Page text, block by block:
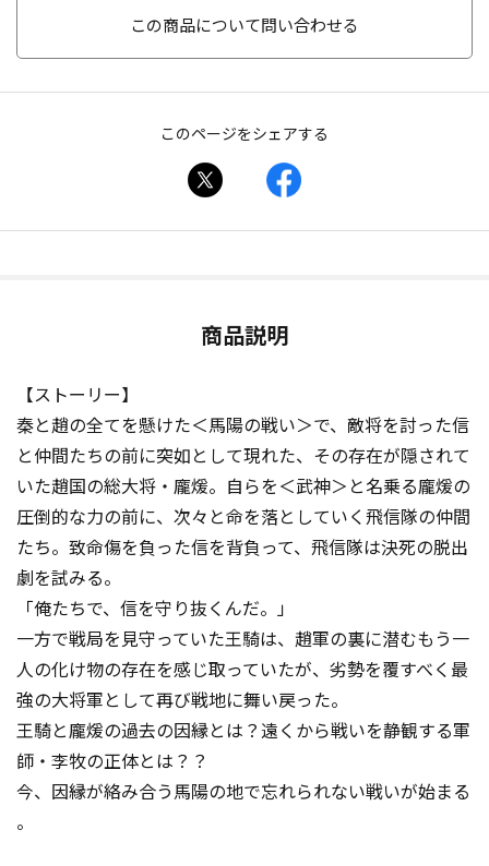
この商品について問い合わせる
このページをシェアする
商品説明
【ストーリー】
秦と趙の全てを懸けた＜馬陽の戦い＞で、敵将を討った信
と仲間たちの前に突如として現れた、その存在が隠されて
いた趙国の総大将・龐煖。自らを＜武神＞と名乗る龐煖の
圧倒的な力の前に、次々と命を落としていく飛信隊の仲間
たち。致命傷を負った信を背負って、飛信隊は決死の脱出
劇を試みる。
「俺たちで、信を守り抜くんだ――。」
一方で戦局を見守っていた王騎は、趙軍の裏に潜むもう一
人の化け物の存在を感じ取っていたが、劣勢を覆すべく最
強の大将軍として再び戦地に舞い戻った。
王騎と龐煖の過去の因縁とは？遠くから戦いを静観する軍
師・李牧の正体とは？？
今、因縁が絡み合う馬陽の地で忘れられない戦いが始まる
――。